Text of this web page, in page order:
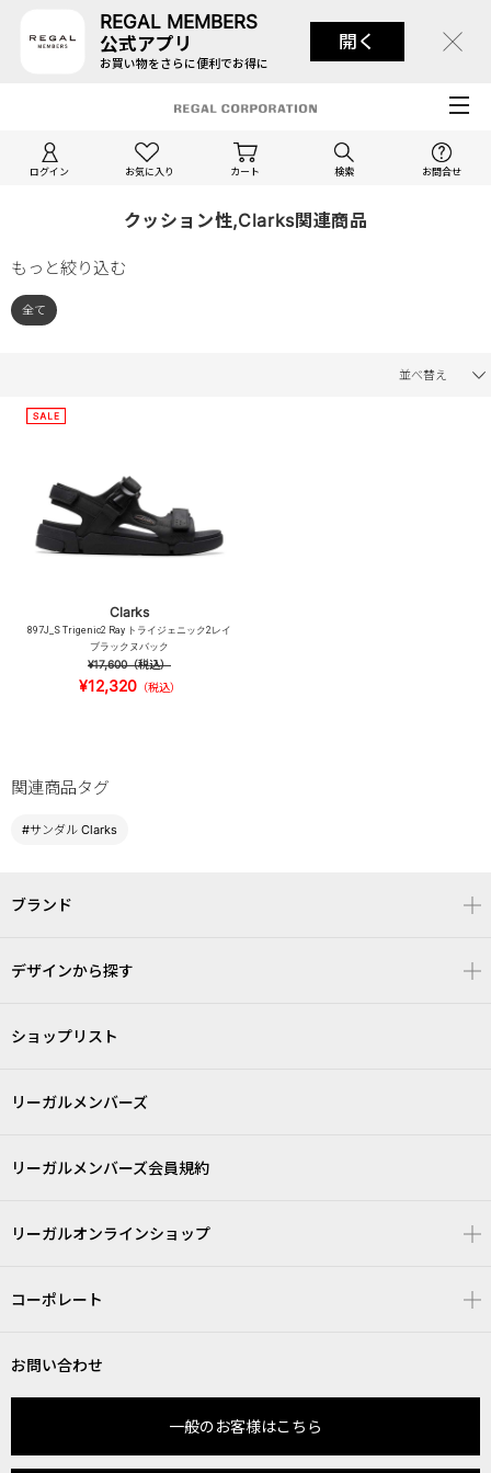
REGAL MEMBERS
公式アプリ
お買い物をさらに便利でお得に
開く
ログイン お気に入り カート 検索 お問合せ
クッション性,Clarks関連商品
もっと絞り込む
全て
並べ替え
Clarks
897J_S Trigenic2 Ray トライジェニック2レイ
ブラックヌバック
¥17,600（税込）
¥12,320（税込）
関連商品タグ
#サンダル Clarks
ブランド
デザインから探す
ショップリスト
リーガルメンバーズ
リーガルメンバーズ会員規約
リーガルオンラインショップ
コーポレート
お問い合わせ
一般のお客様はこちら